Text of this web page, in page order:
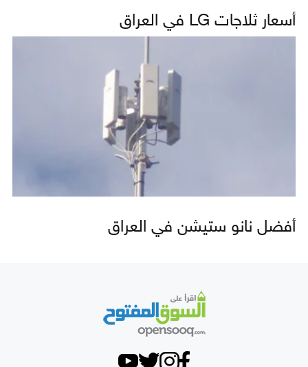
أسعار ثلاجات LG في العراق
أفضل نانو ستيشن في العراق